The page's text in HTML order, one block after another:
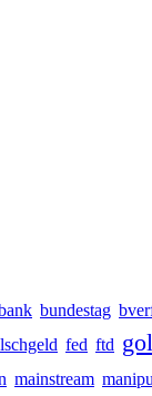
bundestag
fed ftd
mainstream